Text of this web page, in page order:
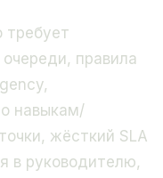
требует
правила
навыкам/
жёсткий SLA
в руководителю,